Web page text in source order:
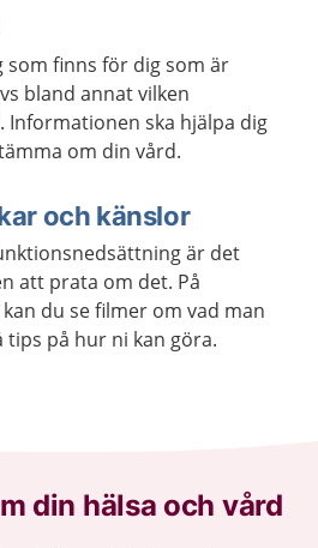
som finns för dig som är
bland annat vilken
Informationen ska hjälpa dig
om din vård.
och känslor
är det
att prata om det. På
du se filmer om vad man
på hur ni kan göra.
din hälsa och vård